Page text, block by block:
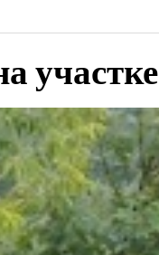
участке